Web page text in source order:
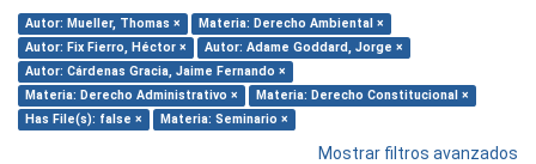
Autor: Mueller, Thomas ×
Materia: Derecho Ambiental ×
Autor: Fix Fierro, Héctor ×
Autor: Adame Goddard, Jorge ×
Autor: Cárdenas Gracia, Jaime Fernando ×
Materia: Derecho Administrativo ×
Materia: Derecho Constitucional ×
Has File(s): false ×
Materia: Seminario ×
Mostrar filtros avanzados